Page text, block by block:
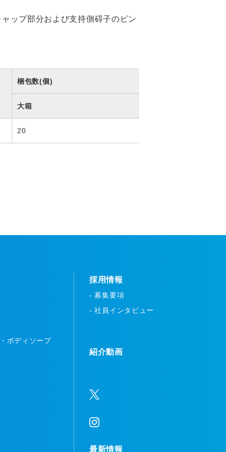
ップ部分および支持側碍子のピン
梱包数(個)
大箱
20
ボディソープ
採用情報
- 募集要項
- 社員インタビュー
紹介動画
最新情報